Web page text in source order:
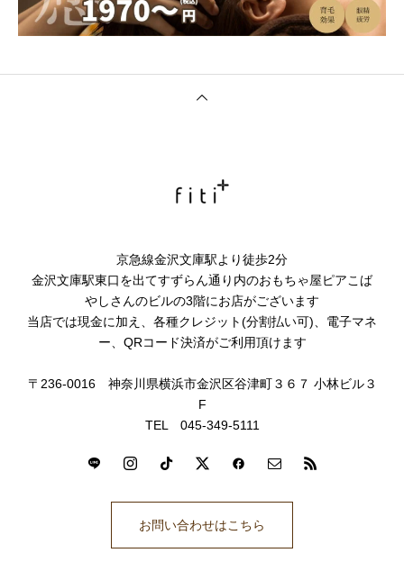
京急線金沢文庫駅より徒歩2分
金沢文庫駅東口を出てすずらん通り内のおもちゃ屋ピアこば
やしさんのビルの3階にお店がございます
当店では現金に加え、各種クレジット(分割払い可)、電子マネ
ー、QRコード決済がご利用頂けます
〒236-0016 神奈川県横浜市金沢区谷津町３６７ 小林ビル３
F
TEL 045-349-5111
お問い合わせはこちら